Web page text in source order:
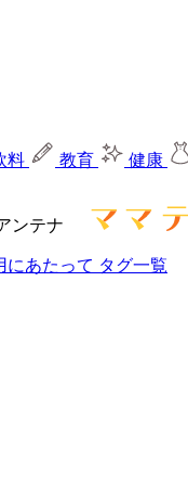
料 教育 健康
ンテナ
にあたって タグ一覧